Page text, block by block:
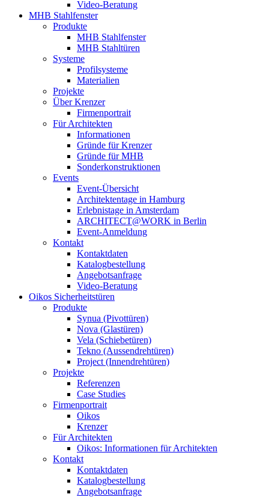
Video-Beratung
MHB Stahlfenster
Produkte
MHB Stahlfenster
MHB Stahltüren
Systeme
Profilsysteme
Materialien
Projekte
Über Krenzer
Firmenportrait
Für Architekten
Informationen
Gründe für Krenzer
Gründe für MHB
Sonderkonstruktionen
Events
Event-Übersicht
Architektentage in Hamburg
Erlebnistage in Amsterdam
ARCHITECT@WORK in Berlin
Event-Anmeldung
Kontakt
Kontaktdaten
Katalogbestellung
Angebotsanfrage
Video-Beratung
Oikos Sicherheitstüren
Produkte
Synua (Pivottüren)
Nova (Glastüren)
Vela (Schiebetüren)
Tekno (Aussendrehtüren)
Project (Innendrehtüren)
Projekte
Referenzen
Case Studies
Firmenportrait
Oikos
Krenzer
Für Architekten
Oikos: Informationen für Architekten
Kontakt
Kontaktdaten
Katalogbestellung
Angebotsanfrage